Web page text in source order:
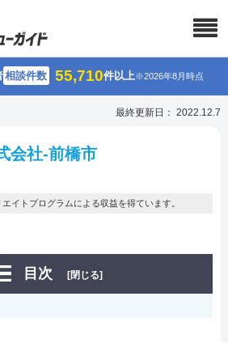
相談件数 55,710件以上※2026年8月時点
最終更新日： 2022.12.7
会社-前橋市
イトプログラムによる収益を得ています。
目次 [閉じる]